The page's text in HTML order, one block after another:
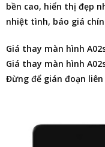
bền cao, hiển thị đẹp
nhiệt tình, báo giá
Giá thay màn hình
Giá thay màn hình
Đừng để gián đoạn